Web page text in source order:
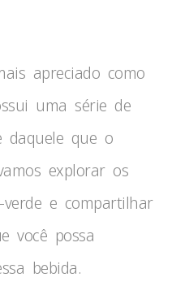
apreciado como
uma série de
daquele que o
explorar os
e compartilhar
você possa
bebida.